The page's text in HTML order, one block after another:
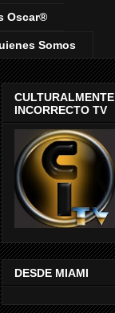
Oscar®
Somos
CULTURALMENTE
INCORRECTO TV
DESDE MIAMI